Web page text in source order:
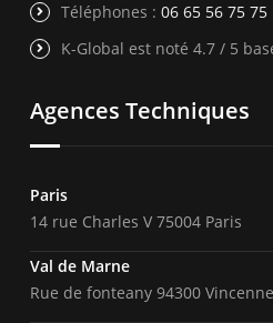
Téléphones : 06 65 56 75 75
K-Global est noté 4.7 / 5
Agences Techniques
Paris
14 rue Charles V 75004 Paris
Val de Marne
Rue de fonteany 94300